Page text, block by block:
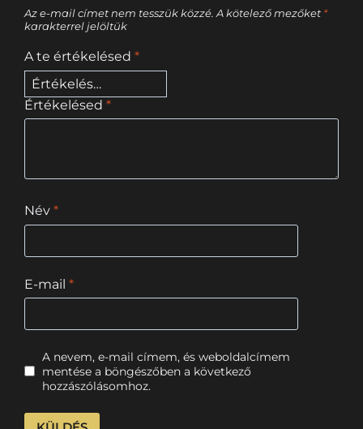
Az e-mail címet nem tesszük közzé. A kötelező mezőket *
karakterrel jelöltük
A te értékelésed *
Értékelésed *
Név *
E-mail *
A nevem, e-mail címem, és weboldalcímem
mentése a böngészőben a következő
hozzászólásomhoz.